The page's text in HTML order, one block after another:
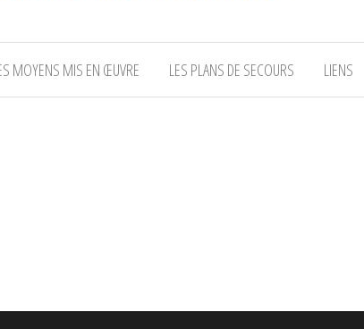
de la FNRASEC
MOYENS MIS EN ŒUVRE LES PLANS DE SECOURS LIENS